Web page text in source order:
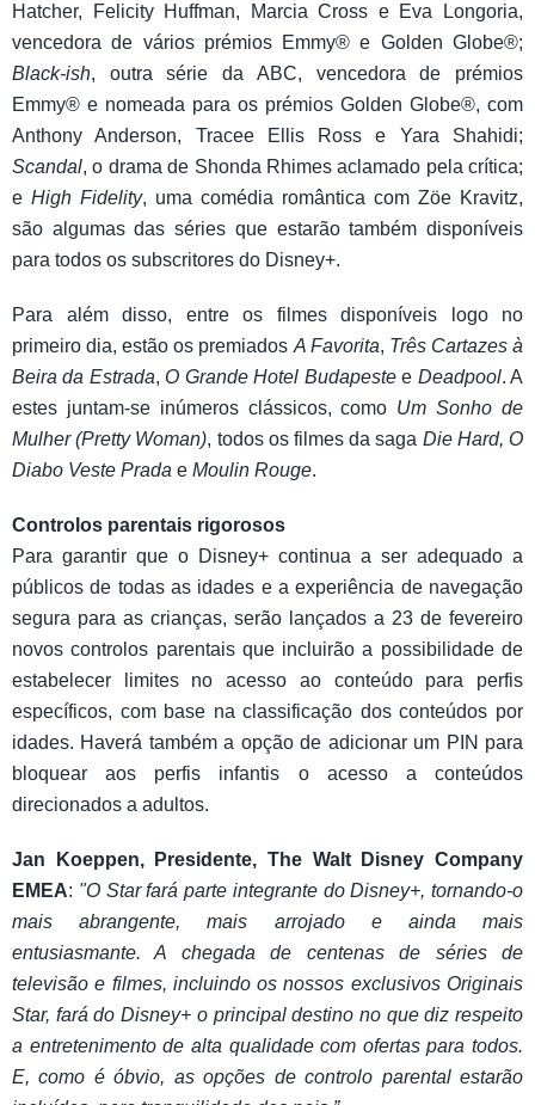
Hatcher, Felicity Huffman, Marcia Cross e Eva Longoria,
vencedora de vários prémios Emmy® e Golden Globe®;
Black-ish, outra série da ABC, vencedora de prémios
Emmy® e nomeada para os prémios Golden Globe®, com
Anthony Anderson, Tracee Ellis Ross e Yara Shahidi;
Scandal, o drama de Shonda Rhimes aclamado pela crítica;
e High Fidelity, uma comédia romântica com Zöe Kravitz,
são algumas das séries que estarão também disponíveis
para todos os subscritores do Disney+.
Para além disso, entre os filmes disponíveis logo no
primeiro dia, estão os premiados A Favorita, Três Cartazes à
Beira da Estrada, O Grande Hotel Budapestee Deadpool. A
estes juntam-se inúmeros clássicos, como Um Sonho de
Mulher (Pretty Woman), todos os filmes da saga Die Hard, O
Diabo Veste Prada e Moulin Rouge.
Controlos parentais rigorosos
Para garantir que o Disney+ continua a ser adequado a
públicos de todas as idades e a experiência de navegação
segura para as crianças, serão lançados a 23 de fevereiro
novos controlos parentais que incluirão a possibilidade de
estabelecer limites no acesso ao conteúdo para perfis
específicos, com base na classificação dos conteúdos por
idades. Haverá também a opção de adicionar um PIN para
bloquear aos perfis infantis o acesso a conteúdos
direcionados a adultos.
Jan Koeppen, Presidente, The Walt Disney Company
EMEA: "O Star fará parte integrante do Disney+, tornando-o
mais abrangente, mais arrojado e ainda mais
entusiasmante. A chegada de centenas de séries de
televisão e filmes, incluindo os nossos exclusivos Originais
Star, fará do Disney+ o principal destino no que diz respeito
a entretenimento de alta qualidade com ofertas para todos.
E, como é óbvio, as opções de controlo parental estarão